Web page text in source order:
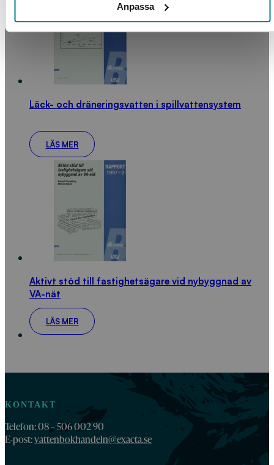
Anpassa
Läck- och dräneringsvatten i spillvattensystem
LÄS MER
Aktivt stöd till fastighetsägare vid nybyggnad av
VA-nät
LÄS MER
KONTAKT
Telefon: 08 – 506 002 90
E-post:vattenbokhandeln@exacta.se